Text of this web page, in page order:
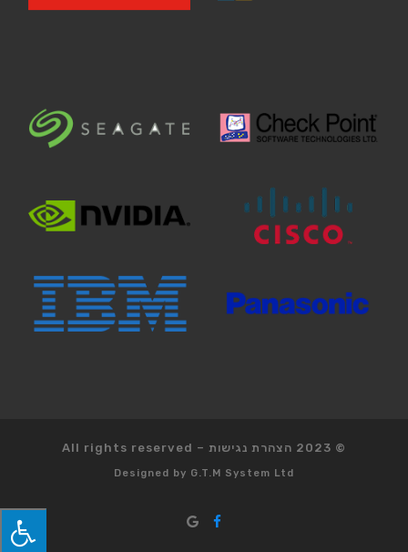
© 2023 הצהרת נגישות –
All rights reserved
Designed by G.T.M System Ltd